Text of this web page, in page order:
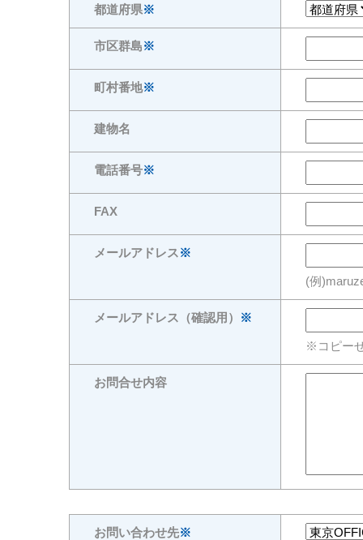
都道府県※
市区群島※
町村番地※
建物名
電話番号※
FAX
メールアドレス ※
(例
メールアドレス（確認用） ※
※コピー
お問合せ内容
お問い合わせ先※